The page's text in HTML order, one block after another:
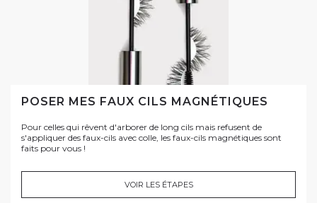
POSER MES FAUX CILS MAGNÉTIQUES
Pour celles qui rêvent d'arborer de long cils mais refusent de
s'appliquer des faux-cils avec colle, les faux-cils magnétiques sont
faits pour vous !
VOIR LES ÉTAPES